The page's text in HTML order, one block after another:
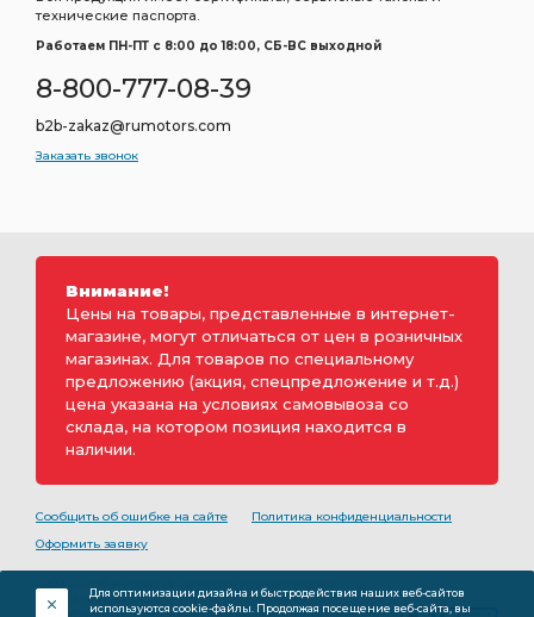
технические паспорта.
Работаем ПН-ПТ c 8:00 до 18:00, СБ-ВС выходной
8-800-777-08-39
b2b-zakaz@rumotors.com
Заказать звонок
Внимание!
Цены на товары, представленные в интернет-
магазине, могут отличаться от цен в розничных
магазинах. Для товаров по специальному
предложению (акция, спецпредложение и т.д.)
цена указана на условиях самовывоза со
склада, на котором позиция находится в
наличии.
Сообщить об ошибке на сайте
Политика конфиденциальности
Оформить заявку
обозначением ООО «РуМоторс». Все права на
Для оптимизации дизайна и быстродействия наших веб-сайтов
используются cookie-файлы. Продолжая посещение веб-сайта, вы